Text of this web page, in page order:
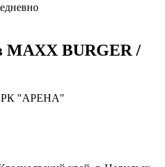
MAXX BURGER /
СРК "АРЕНА"